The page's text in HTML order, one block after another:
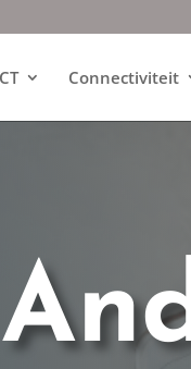
Connectiviteit